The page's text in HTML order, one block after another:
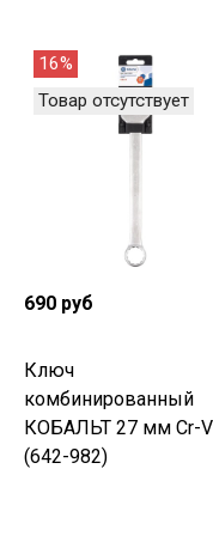
16%
Товар отсутствует
690 руб
Ключ
комбинированный
КОБАЛЬТ 27 мм Cr-V
(642-982)